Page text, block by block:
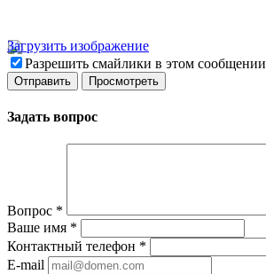
Загрузить изображение
Разрешить смайлики в этом сообщении
Задать вопрос
Вопрос *
Ваше имя *
Контактный телефон *
E-mail